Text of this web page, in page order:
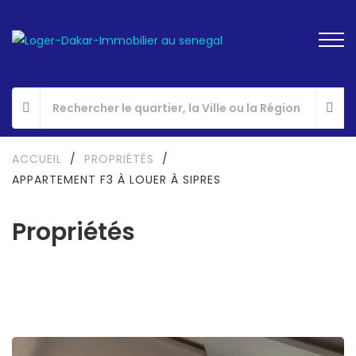
Propriétés
ACCUEIL / PROPRIÉTÉS
/
APPARTEMENT F3 À LOUER À SIPRES